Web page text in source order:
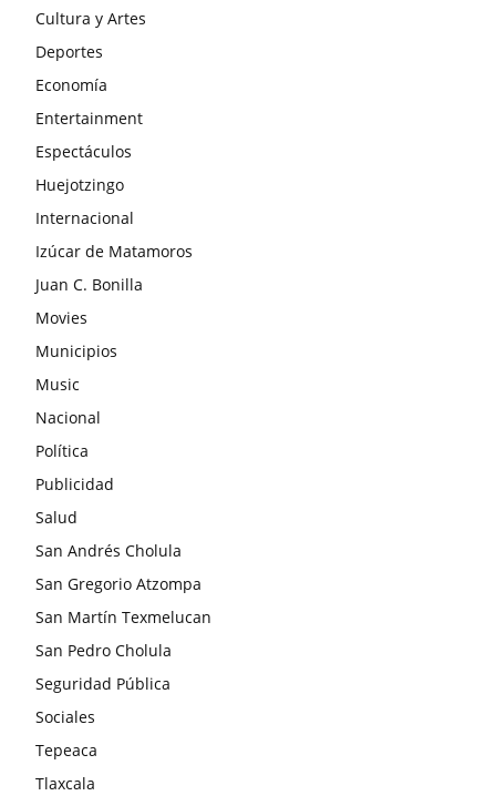
Cultura y Artes
Deportes
Economía
Entertainment
Espectáculos
Huejotzingo
Internacional
Izúcar de Matamoros
Juan C. Bonilla
Movies
Municipios
Music
Nacional
Política
Publicidad
Salud
San Andrés Cholula
San Gregorio Atzompa
San Martín Texmelucan
San Pedro Cholula
Seguridad Pública
Sociales
Tepeaca
Tlaxcala